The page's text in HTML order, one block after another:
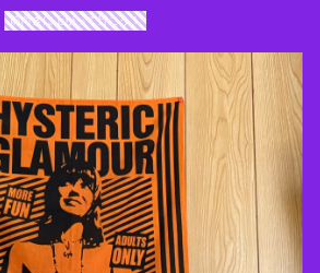
前向きに上がって行こう！